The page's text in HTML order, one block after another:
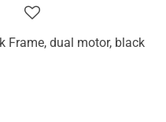
Frame, dual motor, black